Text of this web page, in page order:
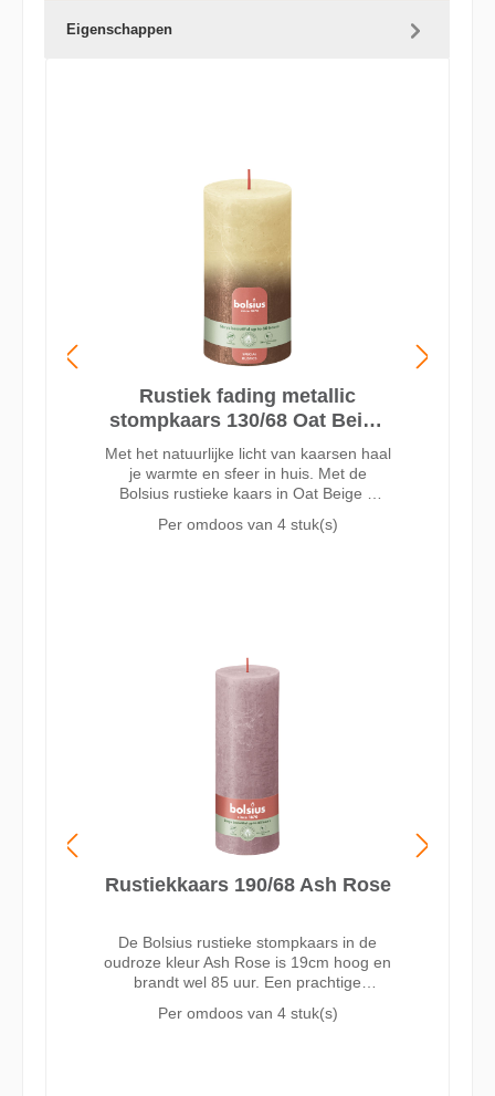
Eigenschappen
Rustiek fading metallic
stompkaars 130/68 Oat Beige
+ Copper
Met het natuurlijke licht van kaarsen haal
je warmte en sfeer in huis. Met de
Bolsius rustieke kaars in Oat Beige &
magisch moment. Deze Bolsius rustieke
technologie combineert een unieke wax
receptuur met een superdunne lont voor
het beste brandresultaat. Gemaakt
zonder palmolie en met plantaardige
wax. In de Bolsius collectie vind je
rustieke kaarsen in verschillende
formaten en in diverse trendy kleuren,
die je goed met elkaar kunt combineren.
Per omdoos van 4 stuk(s)
Rustiekkaars 190/68 Ash Rose
De Bolsius rustieke stompkaars in de
oudroze kleur Ash Rose is 19cm hoog en
brandt wel 85 uur. Een prachtige
combineert met bruin, goud, grijs of
Per omdoos van 4 stuk(s)